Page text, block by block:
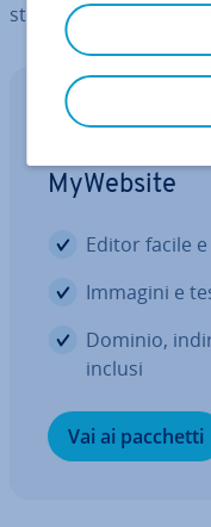
strumenti includono
Crea il tuo sito
MyWebsite
Editor facile
Immagini e
Dominio,
inclusi
Vai ai pacchetti